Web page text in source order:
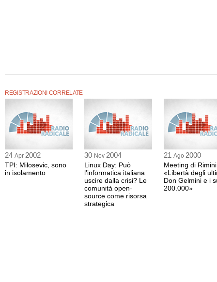
REGISTRAZIONI CORRELATE
24 Apr 2002
TPI: Milosevic, sono
in isolamento
30 Nov 2004
Linux Day: Può
l'informatica italiana
uscire dalla crisi? Le
comunità open-
source come risorsa
strategica
21 Ago 2000
Meeting di
«Libertà degli
Don Gelmini e i
200.000»